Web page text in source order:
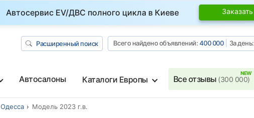
Автосервис EV/ДВС полного цикла в Киеве Заказать
Расширенный поиск Всего найдено объявлений:400 000 За день:
Автосалоны Каталоги Европы Все отзывы (300 000)
Одесса Модель 2023 г.в.